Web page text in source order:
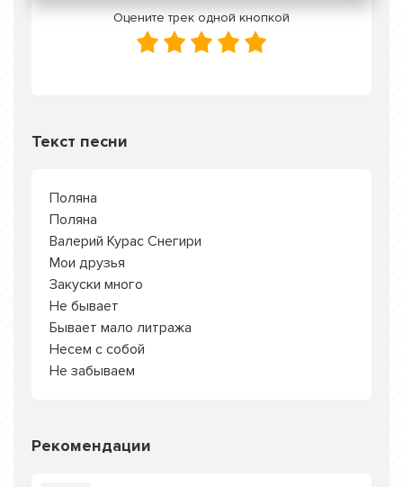
Оцените трек одной кнопкой
Текст песни
Поляна
Поляна
Валерий Курас Снегири
Мои друзья
Закуски много
Не бывает
Бывает мало литража
Несем с собой
Не забываем
Рекомендации